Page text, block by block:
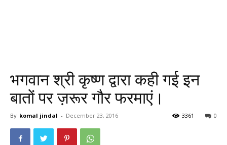
भगवान श्री कृष्ण द्वारा कही गई इन
बातों पर ज़रूर गौर फरमाएं।
By komal jindal - December 23, 2016 0
3361